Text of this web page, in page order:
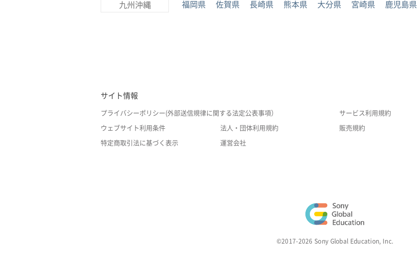
九州沖縄 福岡県 佐賀県 長崎県 熊本県 大分県 宮崎県 鹿児島県
サイト情報
プライバシーポリシー(外部送信規律に関する法定公表事項） サービス利用規約
ウェブサイト利用条件 法人・団体利用規約 販売規約
特定商取引法に基づく表示 運営会社
©2017-2026 Sony Global Education, Inc.